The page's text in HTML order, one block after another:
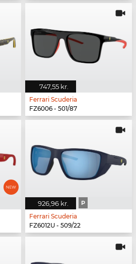
747,55 kr.
Ferrari Scuderia
FZ6006 - 501/87
926,96 kr. P
Ferrari Scuderia
FZ6012U - 509/22